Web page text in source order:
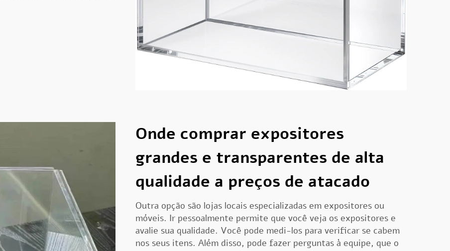
Onde comprar expositores
grandes e transparentes de alta
qualidade a preços de atacado
Outra opção são lojas locais especializadas em expositores ou
móveis. Ir pessoalmente permite que você veja os expositores e
avalie sua qualidade. Você pode medi-los para verificar se cabem
nos seus itens. Além disso, pode fazer perguntas à equipe, que o